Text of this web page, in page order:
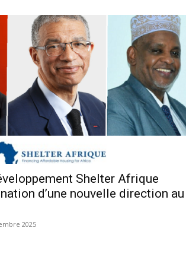
Shelter Afrique
d’une nouvelle direction au
2025